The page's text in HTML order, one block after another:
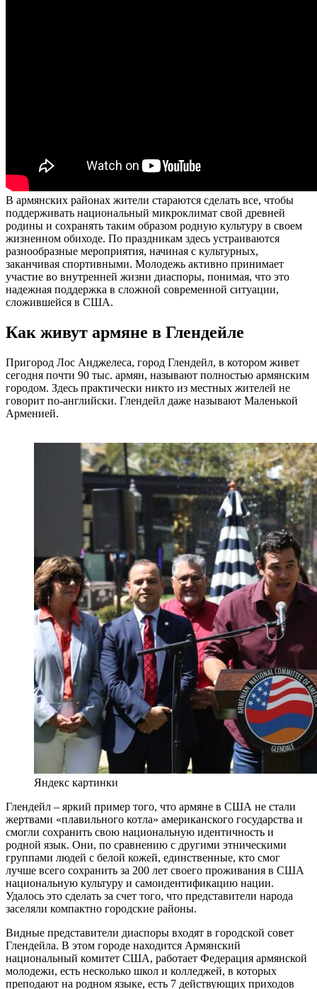
В армянских районах жители стараются сделать все, чтобы
поддерживать национальный микроклимат свой древней
родины и сохранять таким образом родную культуру в своем
жизненном обиходе. По праздникам здесь устраиваются
разнообразные мероприятия, начиная с культурных,
заканчивая спортивными. Молодежь активно принимает
участие во внутренней жизни диаспоры, понимая, что это
надежная поддержка в сложной современной ситуации,
сложившейся в США.
Как живут армяне в Глендейле
Пригород Лос Анджелеса, город Глендейл, в котором живет
сегодня почти 90 тыс. армян, называют полностью армянским
городом. Здесь практически никто из местных жителей не
говорит по-английски. Глендейл даже называют Маленькой
Арменией.
Яндекс картинки
Глендейл – яркий пример того, что армяне в США не стали
жертвами «плавильного котла» американского государства и
смогли сохранить свою национальную идентичность и
родной язык. Они, по сравнению с другими этническими
группами людей с белой кожей, единственные, кто смог
лучше всего сохранить за 200 лет своего проживания в США
национальную культуру и самоидентификацию нации.
Удалось это сделать за счет того, что представители народа
заселяли компактно городские районы.
Видные представители диаспоры входят в городской совет
Глендейла. В этом городе находится Армянский
национальный комитет США, работает Федерация армянской
молодежи, есть несколько школ и колледжей, в которых
преподают на родном языке, есть 7 действующих приходов